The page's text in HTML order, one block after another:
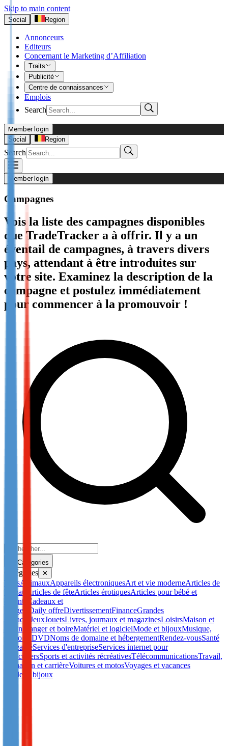
Skip to main content
Social Region
Annonceurs
Editeurs
Concernant le Marketing d’Affiliation
Traits
Publicité
Centre de connaissances
Emplois
Search
I’m Advertiser
Login
Not already our Advertiser?
I’m Publisher
Login
Not already our Publisher?
Member login
Social
Region
Search
Member login
Campagnes
Vois la liste des campagnes disponibles
que TradeTracker a à offrir. Il y a un
éventail de campagnes, à travers divers
pays, attendant à être introduites sur
votre site. Examinez la description de la
campagne et postulez immédiatement
pour commencer à la promouvoir !
Catégories
Catégories ✕
TousAnimauxAppareils électroniquesArt et vie moderneArticles de
bureau
Articles de fêteArticles érotiquesArticles pour bébé et
enfants
Cadeaux et
gadgets
Daily offreDivertissementFinanceGrandes
surfaces
JeuxJouetsLivres, journaux et magazinesLoisirsMaison et
jardin Manger et boireMatériel et logicielMode et bijouxMusique,
vidéo et DVDNoms de domaine et hébergementRendez-vousSanté
et beautéServices d'entrepriseServices internet pour
particuliersSports et activités récréativesTélécommunicationsTravail,
formation et carrièreVoitures et motosVoyages et vacances
Mode et bijoux